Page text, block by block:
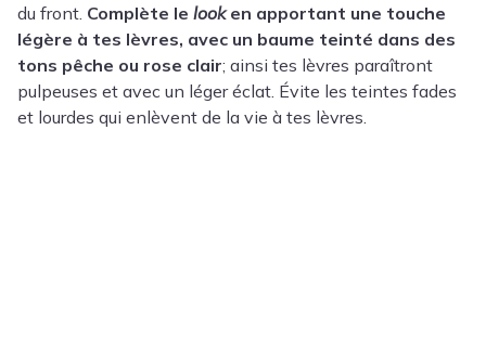
du front. Complète le looken apportant une touche
légère à tes lèvres, avec un baume teinté dans des
tons pêche ou rose clair; ainsi tes lèvres paraîtront
pulpeuses et avec un léger éclat. Évite les teintes fades
et lourdes qui enlèvent de la vie à tes lèvres.